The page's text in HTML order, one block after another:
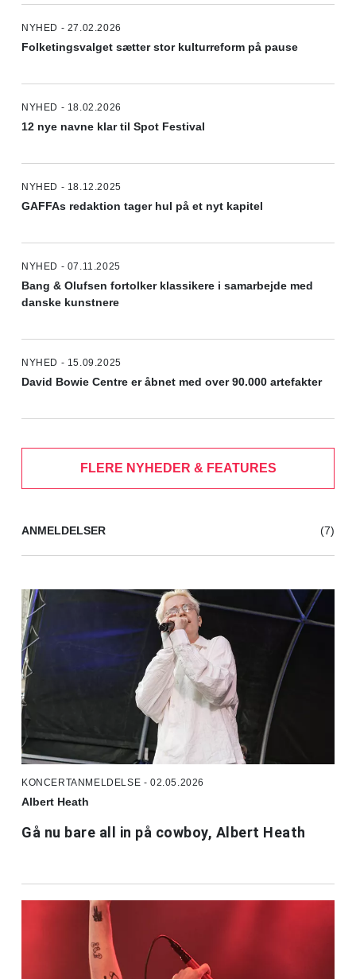
NYHED - 27.02.2026
Folketingsvalget sætter stor kulturreform på pause
NYHED - 18.02.2026
12 nye navne klar til Spot Festival
NYHED - 18.12.2025
GAFFAs redaktion tager hul på et nyt kapitel
NYHED - 07.11.2025
Bang & Olufsen fortolker klassikere i samarbejde med
danske kunstnere
NYHED - 15.09.2025
David Bowie Centre er åbnet med over 90.000 artefakter
FLERE NYHEDER & FEATURES
ANMELDELSER (7)
KONCERTANMELDELSE - 02.05.2026
Albert Heath
Gå nu bare all in på cowboy, Albert Heath